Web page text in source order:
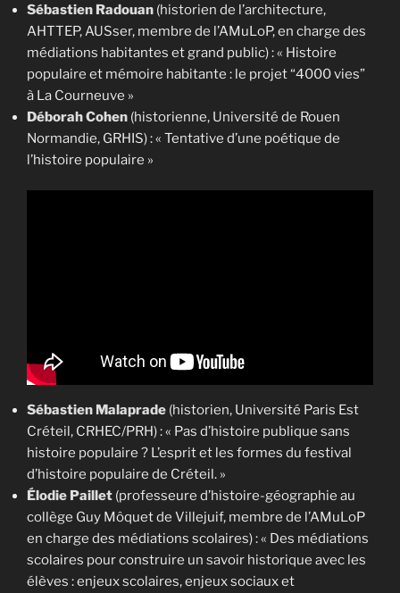
Sébastien Radouan (historien de l’architecture,
AHTTEP, AUSser, membre de l’AMuLoP, en charge des
médiations habitantes et grand public) : « Histoire
populaire et mémoire habitante : le projet “4000 vies”
à La Courneuve »
Déborah Cohen (historienne, Université de Rouen
Normandie, GRHIS) : « Tentative d’une poétique de
l’histoire populaire »
Sébastien Malaprade (historien, Université Paris Est
Créteil, CRHEC/PRH) : « Pas d’histoire publique sans
histoire populaire ? L’esprit et les formes du festival
d’histoire populaire de Créteil. »
Élodie Paillet (professeure d’histoire-géographie au
collège Guy Môquet de Villejuif, membre de l’AMuLoP
en charge des médiations scolaires) : « Des médiations
scolaires pour construire un savoir historique avec les
élèves : enjeux scolaires, enjeux sociaux et